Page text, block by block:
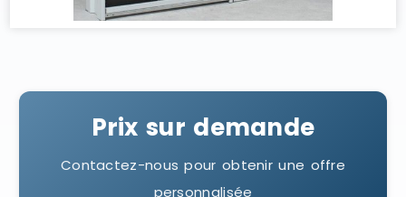
Prix sur demande
Contactez-nous pour obtenir une offre
personnalisée